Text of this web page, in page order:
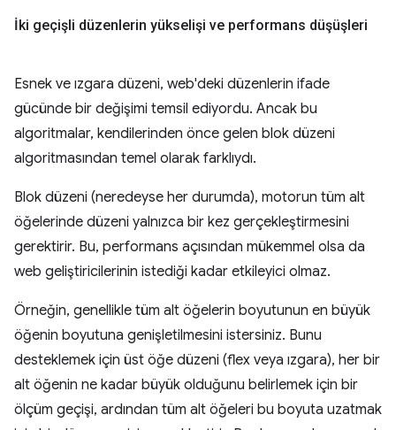
İki geçişli düzenlerin yükselişi ve performans düşüşleri
Esnek ve ızgara düzeni, web'deki düzenlerin ifade
gücünde bir değişimi temsil ediyordu. Ancak bu
algoritmalar, kendilerinden önce gelen blok düzeni
algoritmasından temel olarak farklıydı.
Blok düzeni (neredeyse her durumda), motorun tüm alt
öğelerinde düzeni yalnızca bir kez gerçekleştirmesini
gerektirir. Bu, performans açısından mükemmel olsa da
web geliştiricilerinin istediği kadar etkileyici olmaz.
Örneğin, genellikle tüm alt öğelerin boyutunun en büyük
öğenin boyutuna genişletilmesini istersiniz. Bunu
desteklemek için üst öğe düzeni (flex veya ızgara), her bir
alt öğenin ne kadar büyük olduğunu belirlemek için bir
ölçüm geçişi, ardından tüm alt öğeleri bu boyuta uzatmak